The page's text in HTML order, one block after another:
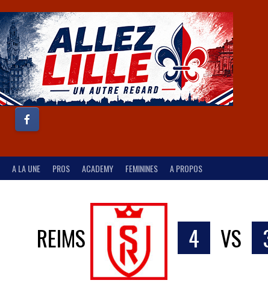
A LA UNE PROS ACADEMY FEMININES A PROPOS
REIMS 4 VS